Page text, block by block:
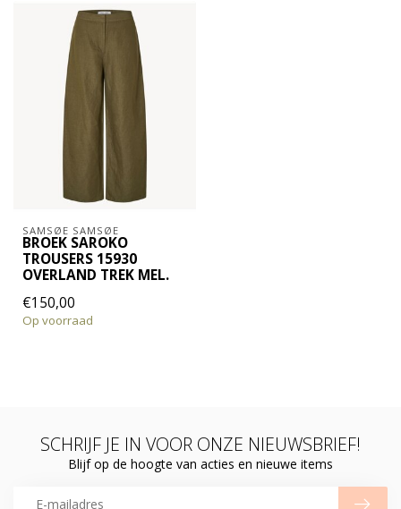
SAMSØE SAMSØE
BROEK SAROKO
TROUSERS 15930
OVERLAND TREK MEL.
€150,00
Op voorraad
SCHRIJF JE IN VOOR ONZE NIEUWSBRIEF!
Blijf op de hoogte van acties en nieuwe items